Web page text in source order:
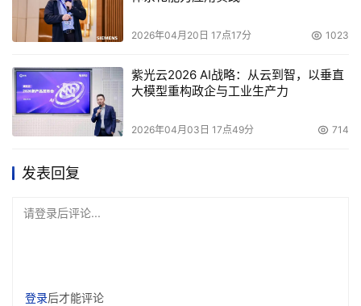
2026年04月20日 17点17分 1023
紫光云2026 AI战略：从云到智，以垂直
大模型重构政企与工业生产力
2026年04月03日 17点49分 714
发表回复
请登录后评论...
登录后才能评论